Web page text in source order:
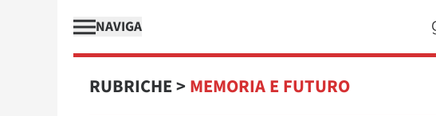
NAVIGA
RUBRICHE> MEMORIA E FUTURO